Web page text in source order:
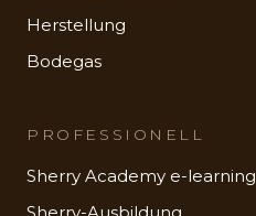
Herstellung
Bodegas
PROFESSIONELL
Sherry Academy e-learning